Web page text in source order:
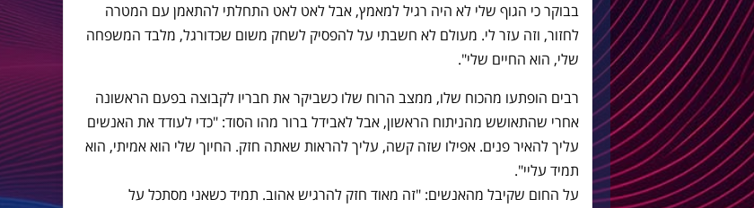
בבוקר כי הגוף שלי לא היה רגיל למאמץ, אבל לאט לאט התחלתי להתאמן עם המטרה
לחזור, וזה עזר לי. מעולם לא חשבתי על להפסיק לשחק משום שכדורגל, מלבד המשפחה
שלי, הוא החיים שלי".
רבים הופתעו מהכוח שלו, ממצב הרוח שלו כשביקר את חבריו לקבוצה בפעם הראשונה
אחרי שהתאושש מהניתוח הראשון, אבל לאבידל ברור מהו הסוד: "כדי לעודד את האנשים
עליך להאיר פנים. אפילו שזה קשה, עליך להראות שאתה חזק. החיוך שלי הוא אמיתי, הוא
תמיד עליי".
על החום שקיבל מהאנשים: "זה מאוד חזק להרגיש אהוב. תמיד כשאני מסתכל על